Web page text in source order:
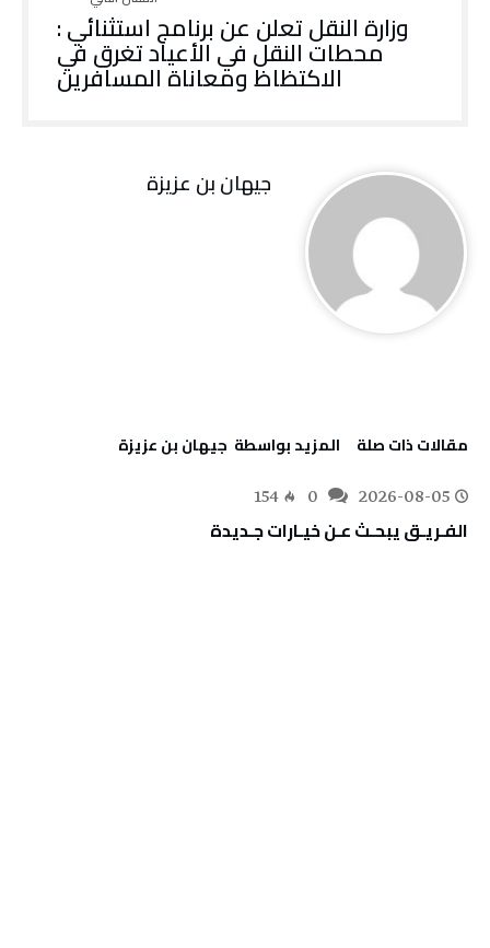
وزارة‭ ‬النقل‭ ‬تعلن‭ ‬عن‭ ‬برنامج‭ ‬استثنائي‭:‬ ‭
‬الاكتظاظ‭ ‬ومعاناة‭ ‬المسافرين
جيهان بن عزيزة
‫مقالات ذات صلة‬ ‫‫المزيد بواسطة‬ ‬ جيهان بن عزيزة
2026-08-05
154
الفـريـق‭ ‬يبحـث‭ ‬عـن‭ ‬خيـارات‭ ‬جـديدة